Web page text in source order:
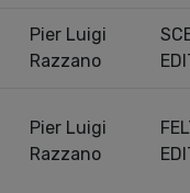
Pier Luigi
Razzano
Pier Luigi
Razzano